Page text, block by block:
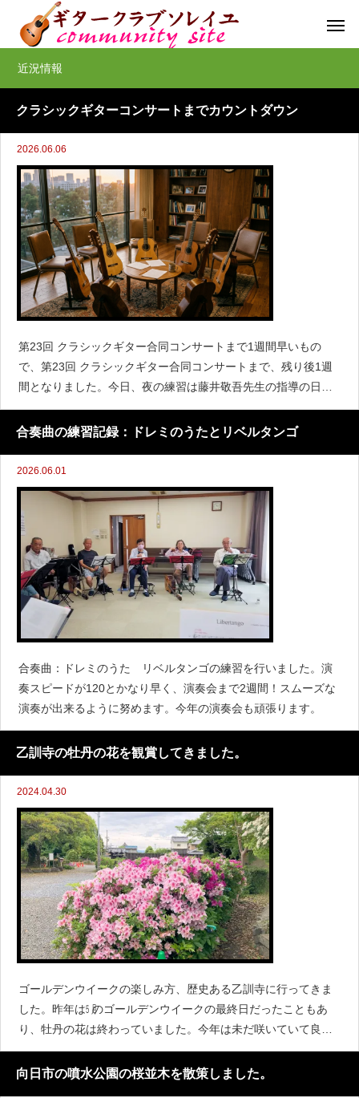
近況情報
クラシックギターコンサートまでカウントダウン
2026.06.06
第23回 クラシックギター合同コンサートまで1週間早いもの
で、第23回 クラシックギター合同コンサートまで、残り後1週
間となりました。今日、夜の練習は藤井敬吾先生の指導の日で
した。アニメソングを中心とした曲を、ソレイユは演奏しま
す。ギタークラブ「ソレイユ」主催 クラシックギターによる
合奏曲の練習記録：ドレミのうたとリベルタンゴ
2026.06.01
合奏曲：ドレミのうた リベルタンゴの練習を行いました。演
奏スピードが120とかなり早く、演奏会まで2週間！スムーズな
演奏が出来るように努めます。今年の演奏会も頑張ります。
乙訓寺の牡丹の花を観賞してきました。
2024.04.30
ゴールデンウイークの楽しみ方、歴史ある乙訓寺に行ってきま
した。昨年は㋄のゴールデンウイークの最終日だったこともあ
り、牡丹の花は終わっていました。今年は未だ咲いていて良か
ったです。１．色違いの牡丹の花をご覧ください。乙訓寺の牡
丹の花②乙訓寺の牡丹の花⑤乙訓寺の牡丹の
向日市の噴水公園の桜並木を散策しました。